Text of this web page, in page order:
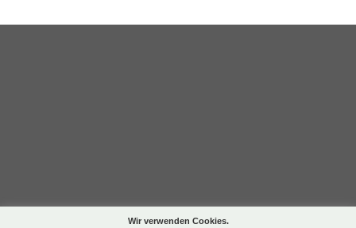
Wir verwenden Cookies.